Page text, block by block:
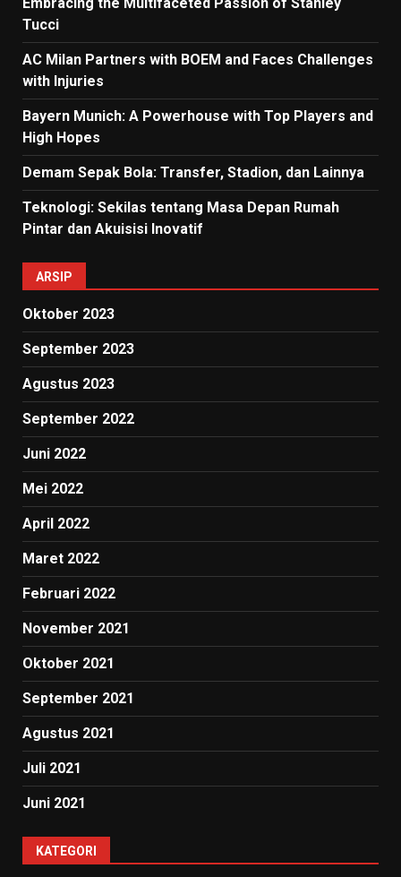
Tucci
AC Milan Partners with BOEM and Faces Challenges
with Injuries
Bayern Munich: A Powerhouse with Top Players and
High Hopes
Demam Sepak Bola: Transfer, Stadion, dan Lainnya
Teknologi: Sekilas tentang Masa Depan Rumah
Pintar dan Akuisisi Inovatif
ARSIP
Oktober 2023
September 2023
Agustus 2023
September 2022
Juni 2022
Mei 2022
April 2022
Maret 2022
Februari 2022
November 2021
Oktober 2021
September 2021
Agustus 2021
Juli 2021
Juni 2021
KATEGORI